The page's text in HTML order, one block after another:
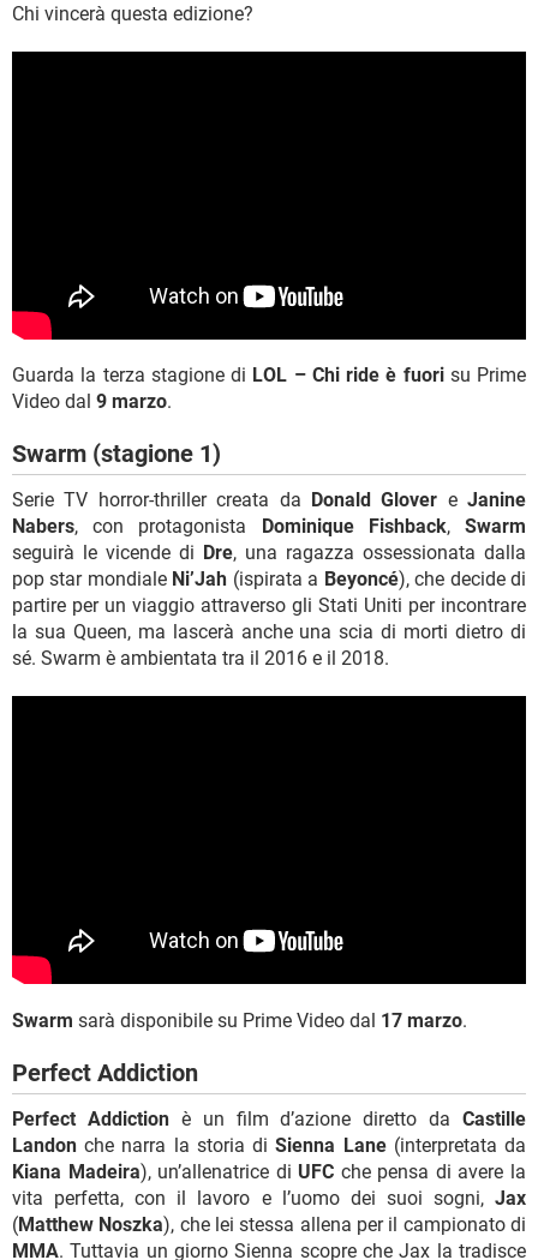
Chi vincerà questa edizione?
Guarda la terza stagione di LOL – Chi ride è fuorisu Prime
Video dal 9 marzo.
Swarm (stagione 1)
Serie TV horror-thriller creata da Donald Glover e Janine
Nabers, con protagonista Dominique Fishback,Swarm
seguirà le vicende di Dre, una ragazza ossessionata dalla
pop star mondiale Ni’Jah (ispirata a Beyoncé), che decide di
partire per un viaggio attraverso gli Stati Uniti per incontrare
la sua Queen, ma lascerà anche una scia di morti dietro di
sé. Swarm è ambientata tra il 2016 e il 2018.
Swarm sarà disponibile su Prime Video dal 17 marzo.
Perfect Addiction
Perfect Addictionè un film d’azione diretto da Castille
Landon che narra la storia diSienna Lane(interpretata da
Kiana Madeira), un’allenatrice di UFC che pensa di avere la
vita perfetta, con il lavoro e l’uomo dei suoi sogni, Jax
(Matthew Noszka), che lei stessa allena per il campionato di
MMA. Tuttavia un giorno Sienna scopre che Jax la tradisce